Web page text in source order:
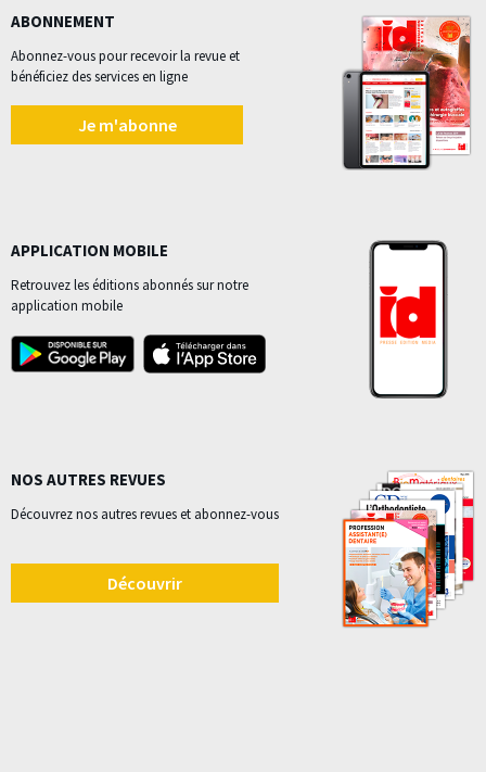
ABONNEMENT
Abonnez-vous pour recevoir la revue et
bénéficiez des services en ligne
Je m'abonne
APPLICATION MOBILE
Retrouvez les éditions abonnés sur notre
application mobile
NOS AUTRES REVUES
Découvrez nos autres revues et abonnez-vous
Découvrir